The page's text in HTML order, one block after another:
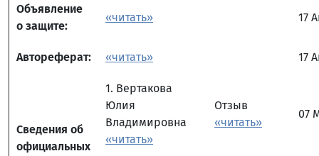
Объявление
о защите:
«читать» 17
Автореферат: «читать» 17
Сведения об
официальных
1. Вертакова
Юлия
Владимировна
«читать»
Отзыв
«читать»
07